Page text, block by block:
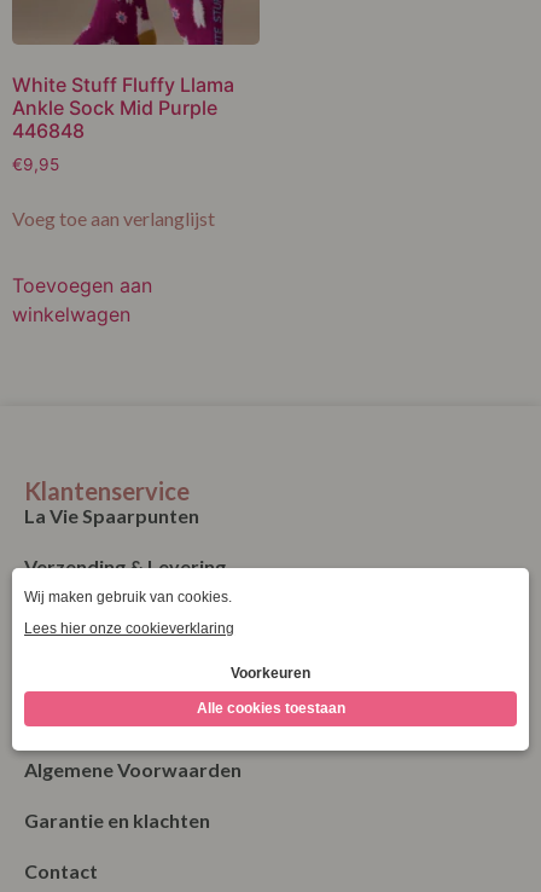
White Stuff Fluffy Llama
Ankle Sock Mid Purple
446848
€9,95
Voeg toe aan verlanglijst
Toevoegen aan
winkelwagen
Klantenservice
La Vie Spaarpunten
Verzending & Levering
Betalen
Algemene Voorwaarden
Garantie en klachten
Contact